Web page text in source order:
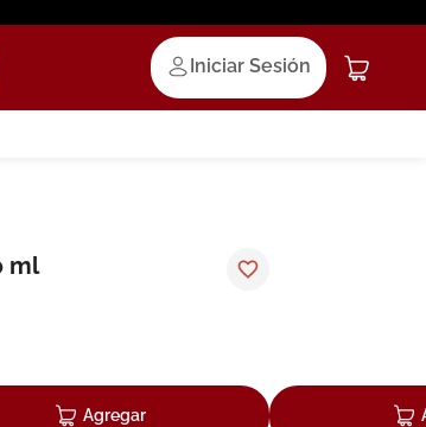
Iniciar Sesión
ml
Agregar